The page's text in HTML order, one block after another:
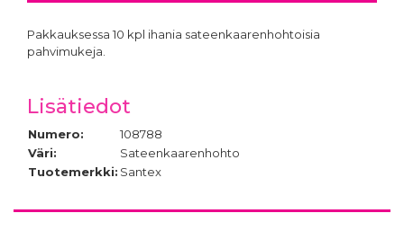
Pakkauksessa 10 kpl ihania sateenkaarenhohtoisia
pahvimukeja.
Lisätiedot
Numero:
108788
Väri:
Sateenkaarenhohto
Tuotemerkki: Santex